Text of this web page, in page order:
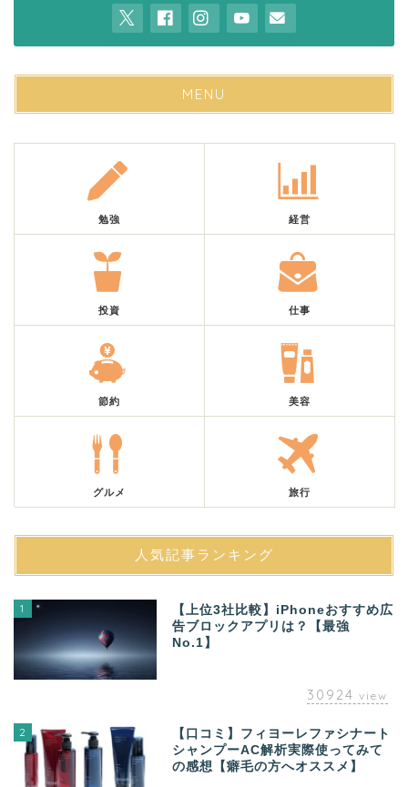
MENU
勉強 経営
投資 仕事
節約 美容
グルメ 旅行
人気記事ランキング
1
【上位3社比較】iPhoneおすすめ広
告ブロックアプリは？【最強
No.1】
30924 view
2
【口コミ】フィヨーレファシナート
シャンプーAC解析実際使ってみて
の感想【癖毛の方へオススメ】